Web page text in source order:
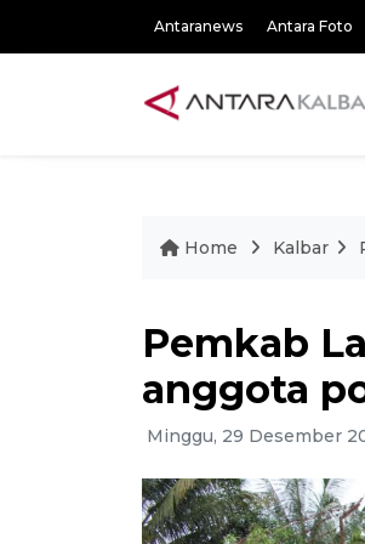
Antaranews Antara Foto
Home Kalbar
Pemkab
anggota
Minggu, 29 Desember